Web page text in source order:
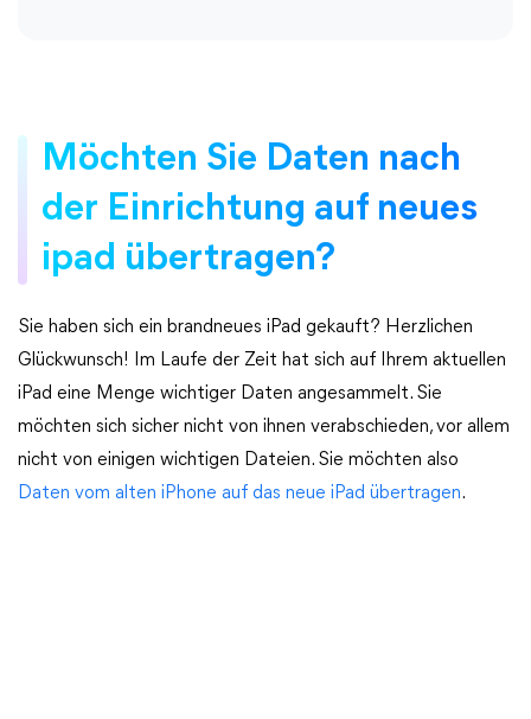
Möchten Sie Daten nach
der Einrichtung auf neues
ipad übertragen?
Sie haben sich ein brandneues iPad gekauft? Herzlichen
Glückwunsch! Im Laufe der Zeit hat sich auf Ihrem aktuellen
iPad eine Menge wichtiger Daten angesammelt. Sie
möchten sich sicher nicht von ihnen verabschieden, vor allem
nicht von einigen wichtigen Dateien. Sie möchten also
Daten vom alten iPhone auf das neue iPad übertragen.